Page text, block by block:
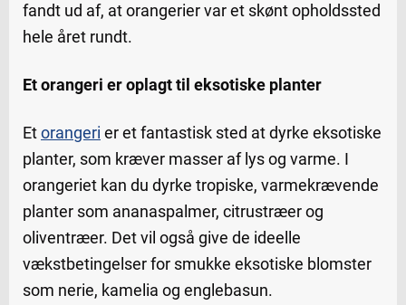
fandt ud af, at orangerier var et skønt opholdssted
hele året rundt.
Et orangeri er oplagt til eksotiske planter
Etorangeri er et fantastisk sted at dyrke eksotiske
planter, som kræver masser af lys og varme. I
orangeriet kan du dyrke tropiske, varmekrævende
planter som ananaspalmer, citrustræer og
oliventræer. Det vil også give de ideelle
vækstbetingelser for smukke eksotiske blomster
som nerie, kamelia og englebasun.